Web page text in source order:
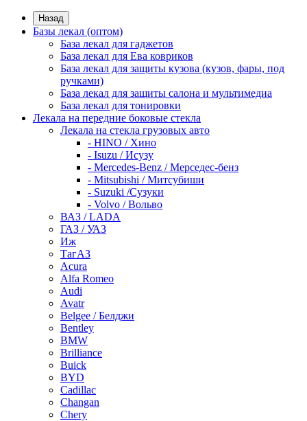
Назад
Базы лекал (оптом)
База лекал для гаджетов
База лекал для Ева ковриков
База лекал для защиты кузова (кузов, фары, под
ручками)
База лекал для защиты салона и мультимедиа
База лекал для тонировки
Лекала на передние боковые стекла
Лекала на стекла грузовых авто
- HINO / Хино
- Isuzu / Исузу
- Mercedes-Benz / Мерседес-бенз
- Mitsubishi / Митсубиши
- Suzuki /Сузуки
- Volvo / Вольво
ВАЗ / LADA
ГАЗ / УАЗ
Иж
ТагАЗ
Acura
Alfa Romeo
Audi
Avatr
Belgee / Белджи
Bentley
BMW
Brilliance
Buick
BYD
Cadillac
Changan
Chery